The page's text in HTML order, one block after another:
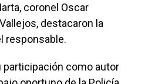
coronel Oscar
destacaron la
responsable.
participación como autor